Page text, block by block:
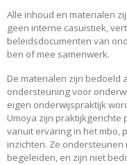
Alle inhoud en materialen
geen interne casuïstiek,
beleidsdocumenten van
ben of mee samenwerk.
De materialen zijn bedoeld
ondersteuning voor
eigen onderwijspraktijk
Umoya zijn
vanuit ervaring in het mbo,
inzichten. Ze
begeleiden, en zijn niet